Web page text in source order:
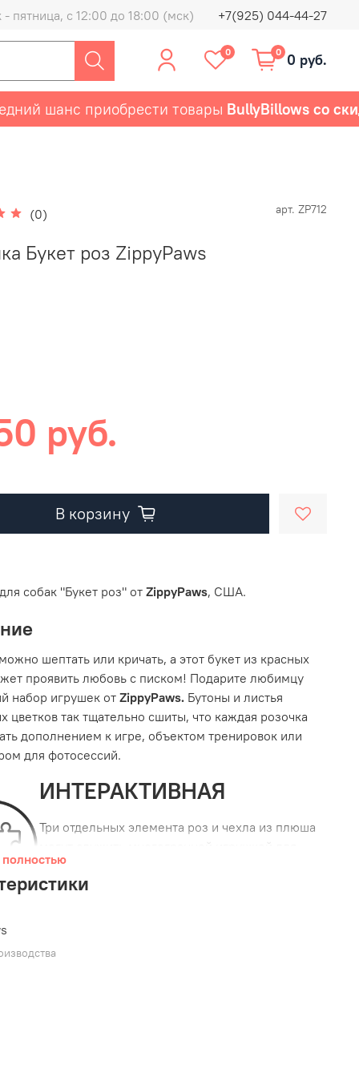
пятница, с 12:00 до 18:00 (мск) +7(925) 044-44-27
0 0 0 руб.
шанс приобрести товарыBullyBillows со
(0) арт. ZP712
Букет роз ZippyPaws
руб.
В корзину
собак "Букет роз" отZippyPaws, США.
шептать или кричать, а этот букет из красных
проявить любовь с писком! Подарите любимцу
набор игрушек отZippyPaws. Бутоны и листья
цветков так тщательно сшиты, что каждая розочка
дополнением к игре, объектом тренировок или
для фотосессий.
ИНТЕРАКТИВНАЯ
Три отдельных элемента роз и чехла из плюша
отработки различных задач: переноса
предметов по одному, сбора в корзину (или
полностью